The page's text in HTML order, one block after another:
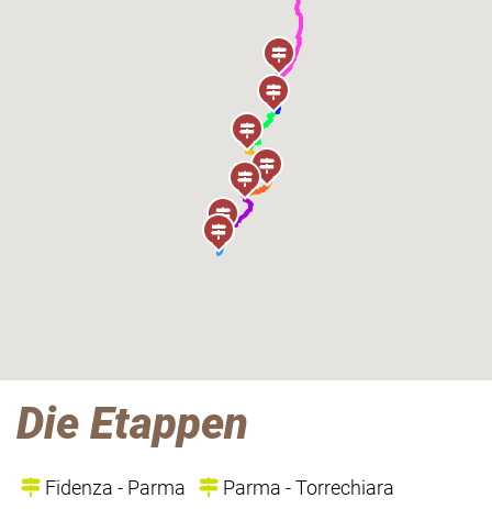
Die Etappen
Fidenza - Parma
Parma - Torrechiara